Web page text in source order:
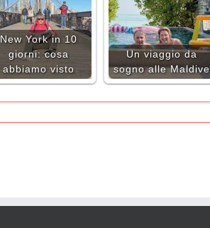
New York in 10
giorni: cosa
abbiamo visto
Un viaggio da
sogno alle Maldive